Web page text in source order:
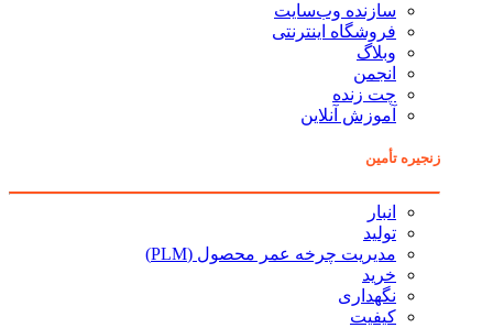
سازنده وب‌سایت
فروشگاه اینترنتی
وبلاگ
انجمن
چت زنده
آموزش آنلاین
زنجیره تأمین
انبار
تولید
مدیریت چرخه عمر محصول (PLM)
خرید
نگهداری
کیفیت